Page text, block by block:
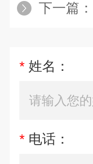
下一篇：
* 姓名：
* 电话：